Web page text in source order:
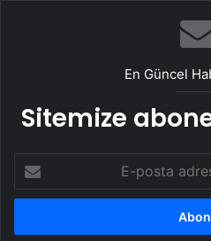
En Güncel
Sitemize
posta
adresinizi